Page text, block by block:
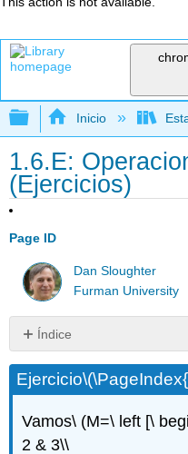
Expandir/
Inicio
1.6.E:
(Ejercicios)
Page ID
Dan Sloughter
Furman University
Índice
Sin
encabezados
Ejercicio
Vamos\ (M=\ left [\
2 & 3\\